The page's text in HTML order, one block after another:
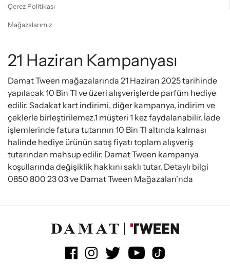
Çerez Politikası
Mağazalarımız
21 Haziran Kampanyası
Damat Tween mağazalarında 21 Haziran 2025 tarihinde
yapılacak 10 Bin Tl ve üzeri alışverişlerde parfüm hediye
edilir. Sadakat kart indirimi, diğer kampanya, indirim ve
çeklerle birleştirilemez.1 müşteri 1 kez faydalanabilir. İade
işlemlerinde fatura tutarının 10 Bin Tl altında kalması
halinde hediye ürünün satış fiyatı toplam alışveriş
tutarından mahsup edilir. Damat Tween kampanya
koşullarında değişiklik hakkını saklı tutar. Detaylı bilgi
0850 800 23 03 ve Damat Tween Mağazaları’nda